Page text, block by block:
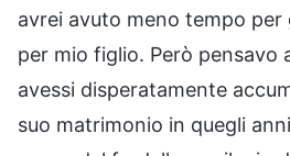
avrei avuto meno tempo per
per mio figlio. Però pensavo
avessi disperatamente
suo matrimonio in quegli